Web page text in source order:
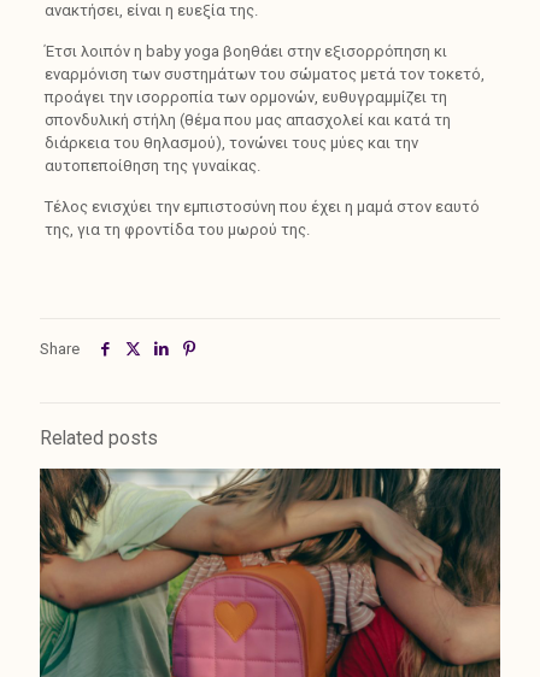
ανακτήσει, είναι η ευεξία της.
Έτσι λοιπόν η baby yoga βοηθάει στην εξισορρόπηση κι
εναρμόνιση των συστημάτων του σώματος μετά τον τοκετό,
προάγει την ισορροπία των ορμονών, ευθυγραμμίζει τη
σπονδυλική στήλη (θέμα που μας απασχολεί και κατά τη
διάρκεια του θηλασμού), τονώνει τους μύες και την
αυτοπεποίθηση της γυναίκας.
Τέλος ενισχύει την εμπιστοσύνη που έχει η μαμά στον εαυτό
της, για τη φροντίδα του μωρού της.
Share
Related posts